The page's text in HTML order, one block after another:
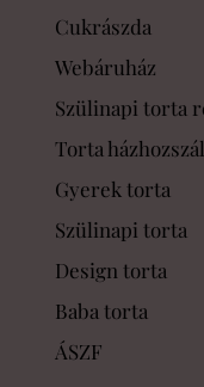
Cukrászda
Webáruház
Szülinapi torta
Torta
Gyerek torta
Szülinapi torta
Design torta
Baba torta
ÁSZF